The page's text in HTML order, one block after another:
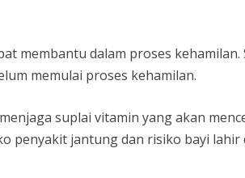
membantu dalam proses kehamilan.
memulai proses kehamilan.
suplai vitamin yang akan
penyakit jantung dan risiko bayi